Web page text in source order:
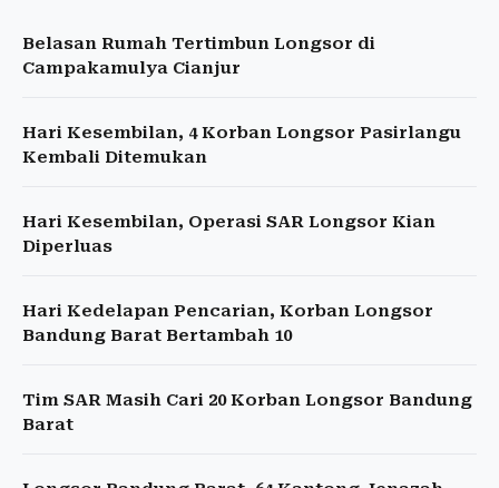
Belasan Rumah Tertimbun Longsor di
Campakamulya Cianjur
Hari Kesembilan, 4 Korban Longsor Pasirlangu
Kembali Ditemukan
Hari Kesembilan, Operasi SAR Longsor Kian
Diperluas
Hari Kedelapan Pencarian, Korban Longsor
Bandung Barat Bertambah 10
Tim SAR Masih Cari 20 Korban Longsor Bandung
Barat